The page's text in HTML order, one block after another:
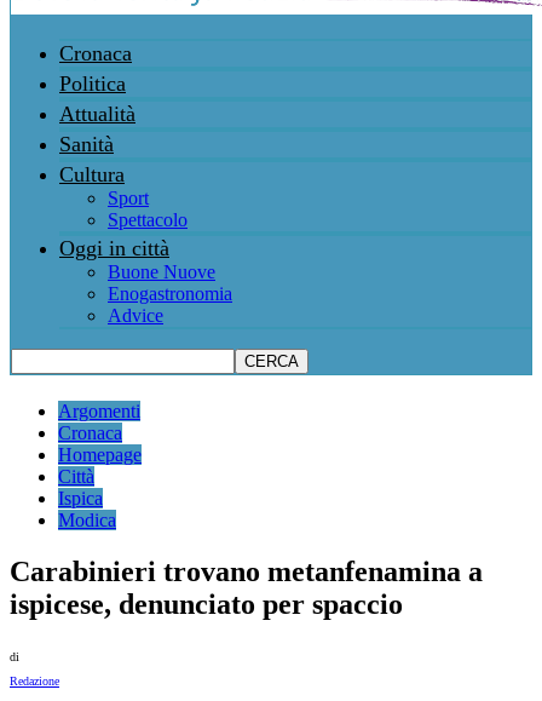
Cronaca
Politica
Attualità
Sanità
Cultura
Sport
Spettacolo
Oggi in città
Buone Nuove
Enogastronomia
Advice
Argomenti
Cronaca
Homepage
Città
Ispica
Modica
Carabinieri trovano metanfenamina a
ispicese, denunciato per spaccio
di
Redazione